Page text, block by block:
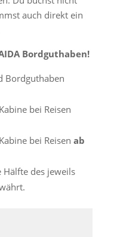
auch direkt ein
Bordguthaben!
Bordguthaben
bei Reisen
bei Reisen ab
Hälfte des jeweils